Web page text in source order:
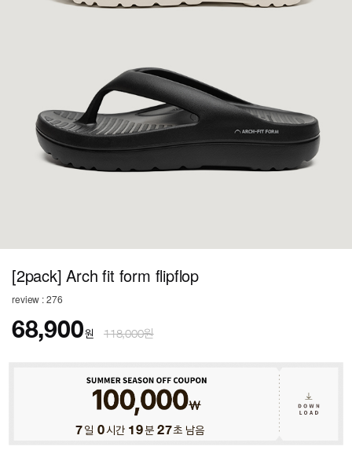
[2pack] Arch fit form flipflop
review : 276
68,900원 118,000원
7일 0시간 19분 24초 남음